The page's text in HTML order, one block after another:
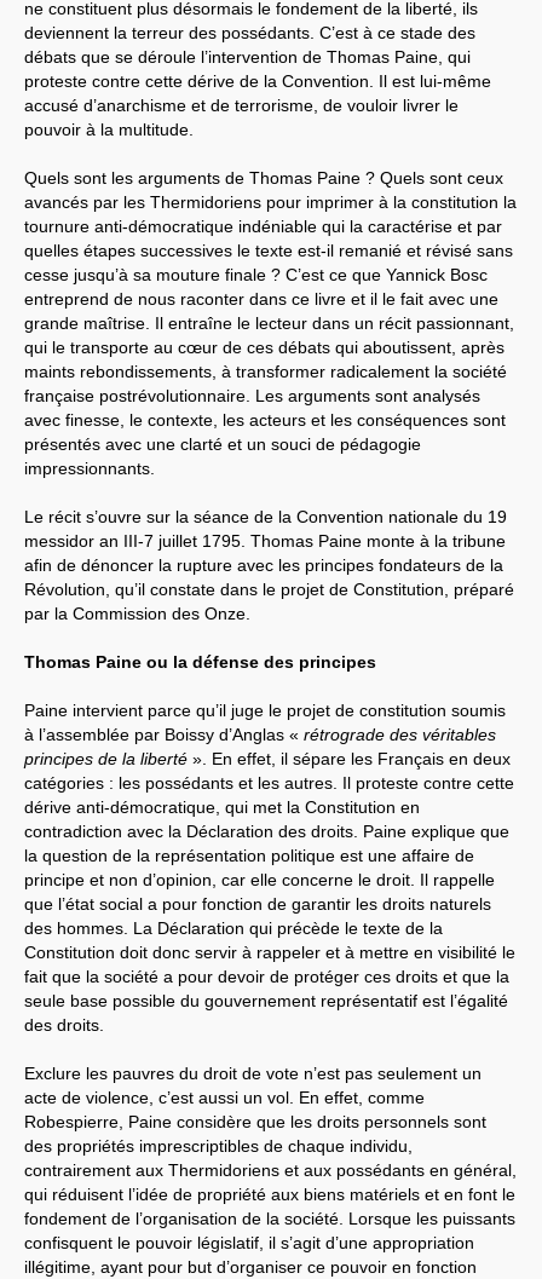
ne constituent plus désormais le fondement de la liberté, ils
deviennent la terreur des possédants. C’est à ce stade des
débats que se déroule l’intervention de Thomas Paine, qui
proteste contre cette dérive de la Convention. Il est lui-même
accusé d’anarchisme et de terrorisme, de vouloir livrer le
pouvoir à la multitude.
Quels sont les arguments de Thomas Paine ? Quels sont ceux
avancés par les Thermidoriens pour imprimer à la constitution la
tournure anti-démocratique indéniable qui la caractérise et par
quelles étapes successives le texte est-il remanié et révisé sans
cesse jusqu’à sa mouture finale ? C’est ce que Yannick Bosc
entreprend de nous raconter dans ce livre et il le fait avec une
grande maîtrise. Il entraîne le lecteur dans un récit passionnant,
qui le transporte au cœur de ces débats qui aboutissent, après
maints rebondissements, à transformer radicalement la société
française postrévolutionnaire. Les arguments sont analysés
avec finesse, le contexte, les acteurs et les conséquences sont
présentés avec une clarté et un souci de pédagogie
impressionnants.
Le récit s’ouvre sur la séance de la Convention nationale du 19
messidor an III-7 juillet 1795. Thomas Paine monte à la tribune
afin de dénoncer la rupture avec les principes fondateurs de la
Révolution, qu’il constate dans le projet de Constitution, préparé
par la Commission des Onze.
Thomas Paine ou la défense des principes
Paine intervient parce qu’il juge le projet de constitution soumis
à l’assemblée par Boissy d’Anglas « rétrograde des véritables
principes de la liberté ». En effet, il sépare les Français en deux
catégories : les possédants et les autres. Il proteste contre cette
dérive anti-démocratique, qui met la Constitution en
contradiction avec la Déclaration des droits. Paine explique que
la question de la représentation politique est une affaire de
principe et non d’opinion, car elle concerne le droit. Il rappelle
que l’état social a pour fonction de garantir les droits naturels
des hommes. La Déclaration qui précède le texte de la
Constitution doit donc servir à rappeler et à mettre en visibilité le
fait que la société a pour devoir de protéger ces droits et que la
seule base possible du gouvernement représentatif est l’égalité
des droits.
Exclure les pauvres du droit de vote n’est pas seulement un
acte de violence, c’est aussi un vol. En effet, comme
Robespierre, Paine considère que les droits personnels sont
des propriétés imprescriptibles de chaque individu,
contrairement aux Thermidoriens et aux possédants en général,
qui réduisent l’idée de propriété aux biens matériels et en font le
fondement de l’organisation de la société. Lorsque les puissants
confisquent le pouvoir législatif, il s’agit d’une appropriation
illégitime, ayant pour but d’organiser ce pouvoir en fonction